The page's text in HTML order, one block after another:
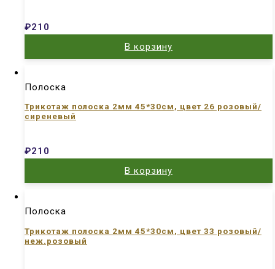
₽210
В корзину
Полоска
Трикотаж полоска 2мм 45*30см, цвет 26 розовый/
сиреневый
₽210
В корзину
Полоска
Трикотаж полоска 2мм 45*30см, цвет 33 розовый/
неж.розовый